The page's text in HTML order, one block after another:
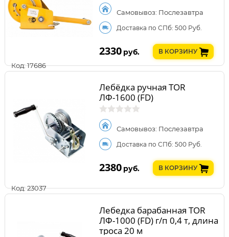
Код: 17686
Самовывоз: Послезавтра
Доставка по СПб: 500 Руб.
2330 руб. В КОРЗИНУ
Код: 23037
Лебёдка ручная TOR
ЛФ-1600 (FD)
Самовывоз: Послезавтра
Доставка по СПб: 500 Руб.
2380 руб. В КОРЗИНУ
Лебедка барабанная TOR
ЛФ-1000 (FD) г/п 0,4 т, длина
троса 20 м